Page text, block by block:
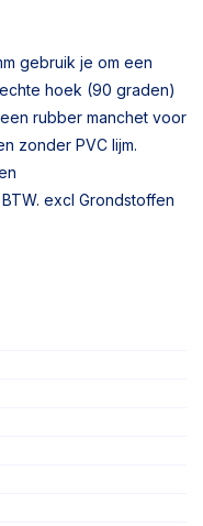
gebruik je om een
hoek (90 graden)
rubber manchet voor
zonder PVC lijm.
excl Grondstoffen